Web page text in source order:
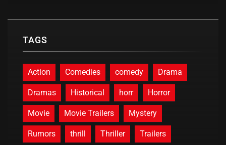
TAGS
Action Comedies comedy Drama
Dramas Historical horr Horror
Movie Movie Trailers Mystery
Rumors thrill Thriller Trailers